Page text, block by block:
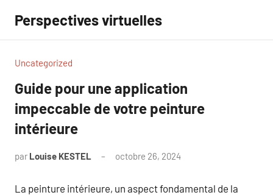
contenu
Perspectives virtuelles
Uncategorized
Guide pour une application
impeccable de votre peinture
intérieure
par Louise KESTEL octobre 26, 2024
La peinture intérieure, un aspect fondamental de la